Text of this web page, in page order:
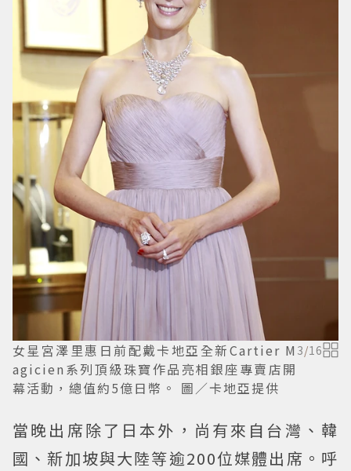
女星宮澤里惠日前配戴卡地亞全新Cartier M
agicien系列頂級珠寶作品亮相銀座專賣店開
幕活動，總值約5億日幣。 圖／卡地亞提供
3/16
當晚出席除了日本外，尚有來自台灣、韓
國、新加坡與大陸等逾200位媒體出席。呼